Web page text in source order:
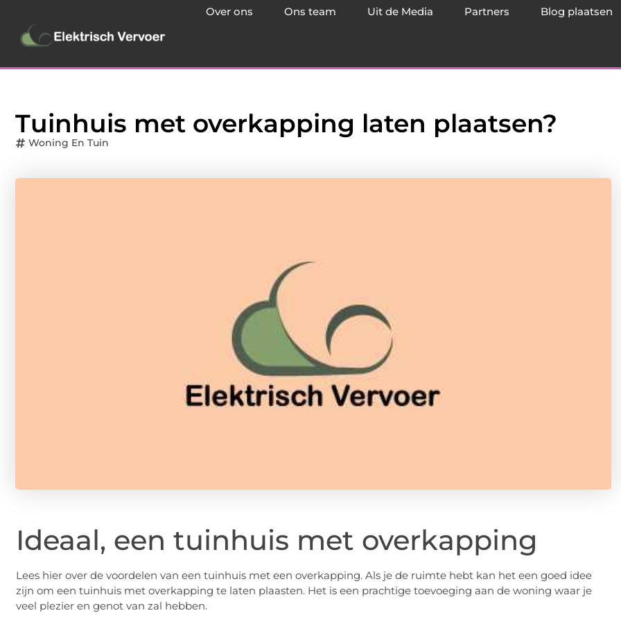
Over ons Ons team Uit de Media Partners Blog plaatsen
Tuinhuis met overkapping laten plaatsen?
Woning En Tuin
Ideaal, een tuinhuis met overkapping
Lees hier over de voordelen van een tuinhuis met een overkapping. Als je de ruimte hebt kan het een goed idee
zijn om een tuinhuis met overkapping te laten plaasten. Het is een prachtige toevoeging aan de woning waar je
veel plezier en genot van zal hebben.